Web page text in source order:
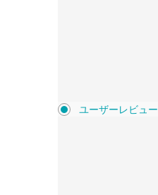
ユーザーレビュー